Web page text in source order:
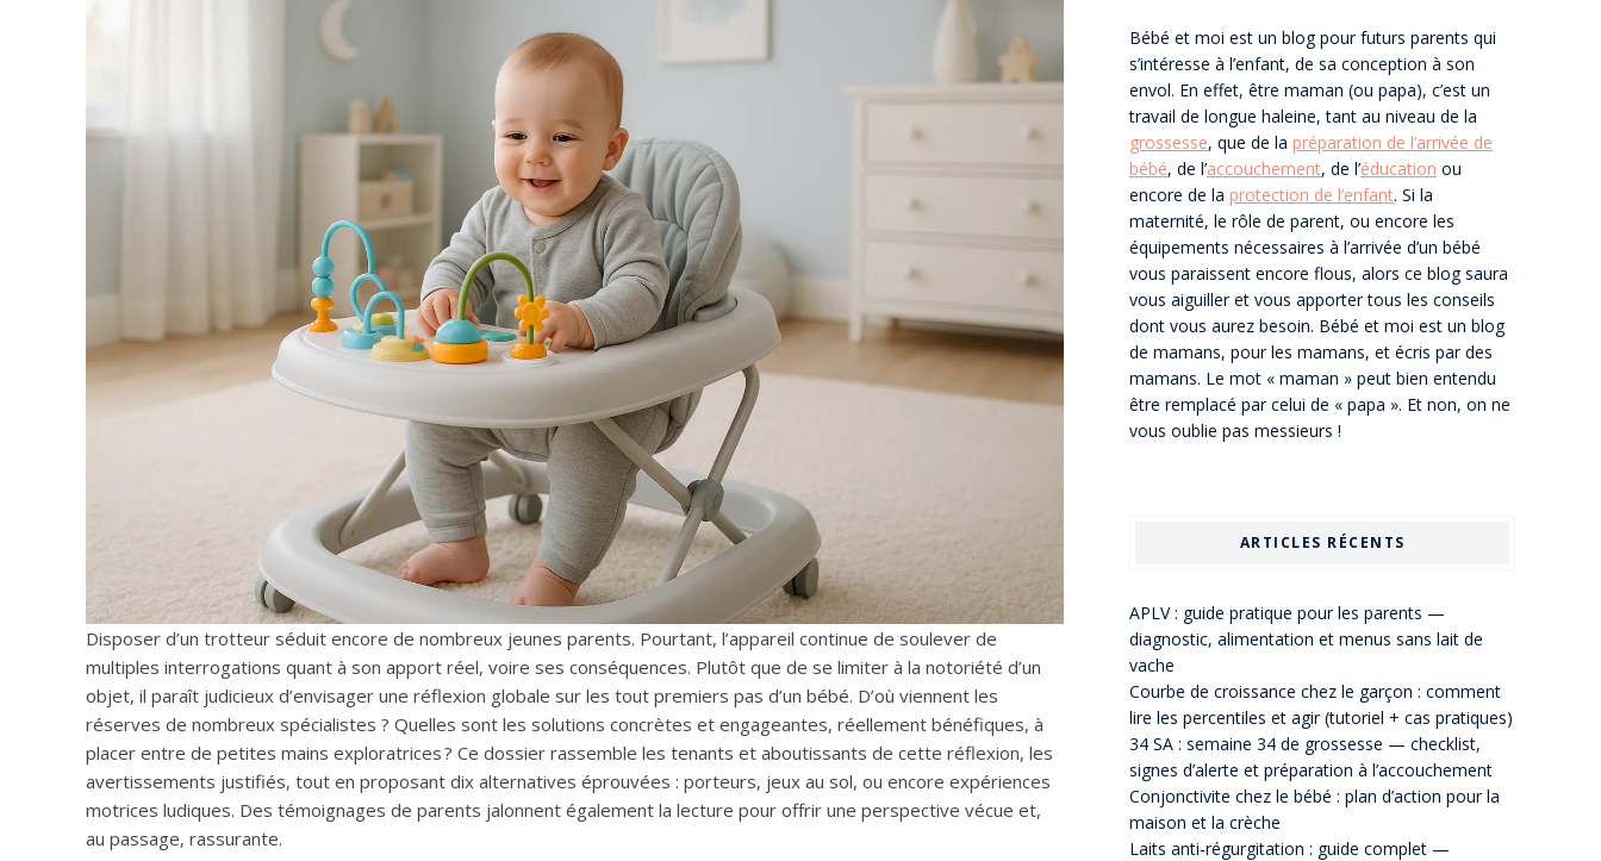
Disposer d’un trotteur séduit encore de nombreux jeunes parents. Pourtant, l’appareil continue de soulever de
multiples interrogations quant à son apport réel, voire ses conséquences. Plutôt que de se limiter à la notoriété d’un
objet, il paraît judicieux d’envisager une réflexion globale sur les tout premiers pas d’un bébé. D’où viennent les
réserves de nombreux spécialistes ? Quelles sont les solutions concrètes et engageantes, réellement bénéfiques, à
placer entre de petites mains exploratrices ? Ce dossier rassemble les tenants et aboutissants de cette réflexion, les
avertissements justifiés, tout en proposant dix alternatives éprouvées : porteurs, jeux au sol, ou encore expériences
motrices ludiques. Des témoignages de parents jalonnent également la lecture pour offrir une perspective vécue et,
au passage, rassurante.
Bébé et moi est un blog pour futurs parents qui
s’intéresse à l’enfant, de sa conception à son
envol. En effet, être maman (ou papa), c’est un
travail de longue haleine, tant au niveau de la
grossesse, que de la préparation de l’arrivée de
bébé, de l’accouchement, de l’éducation ou
encore de la protection de l’enfant. Si la
maternité, le rôle de parent, ou encore les
équipements nécessaires à l’arrivée d’un bébé
vous paraissent encore flous, alors ce blog saura
vous aiguiller et vous apporter tous les conseils
dont vous aurez besoin. Bébé et moi est un blog
de mamans, pour les mamans, et écris par des
mamans. Le mot « maman » peut bien entendu
être remplacé par celui de « papa ». Et non, on ne
vous oublie pas messieurs !
ARTICLES RÉCENTS
APLV : guide pratique pour les parents —
diagnostic, alimentation et menus sans lait de
vache
Courbe de croissance chez le garçon : comment
lire les percentiles et agir (tutoriel + cas pratiques)
34 SA : semaine 34 de grossesse — checklist,
signes d’alerte et préparation à l’accouchement
Conjonctivite chez le bébé : plan d’action pour la
maison et la crèche
Laits anti-régurgitation : guide complet —